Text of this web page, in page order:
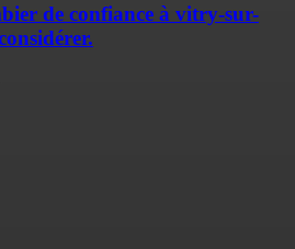
de confiance à vitry-sur-